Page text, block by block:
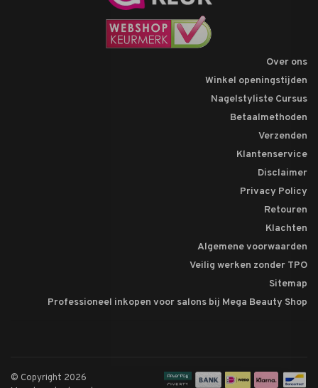
Over ons
Winkel openingstijden
Nagelstyliste Cursus
Betaalmethoden
Verzenden
Klantenservice
Disclaimer
Privacy Policy
Retouren
Klachten
Algemene voorwaarden
Veilig werken zonder TPO
Sitemap
Professioneel inkopen voor salons bij Mega Beauty Shop
© Copyright 2026